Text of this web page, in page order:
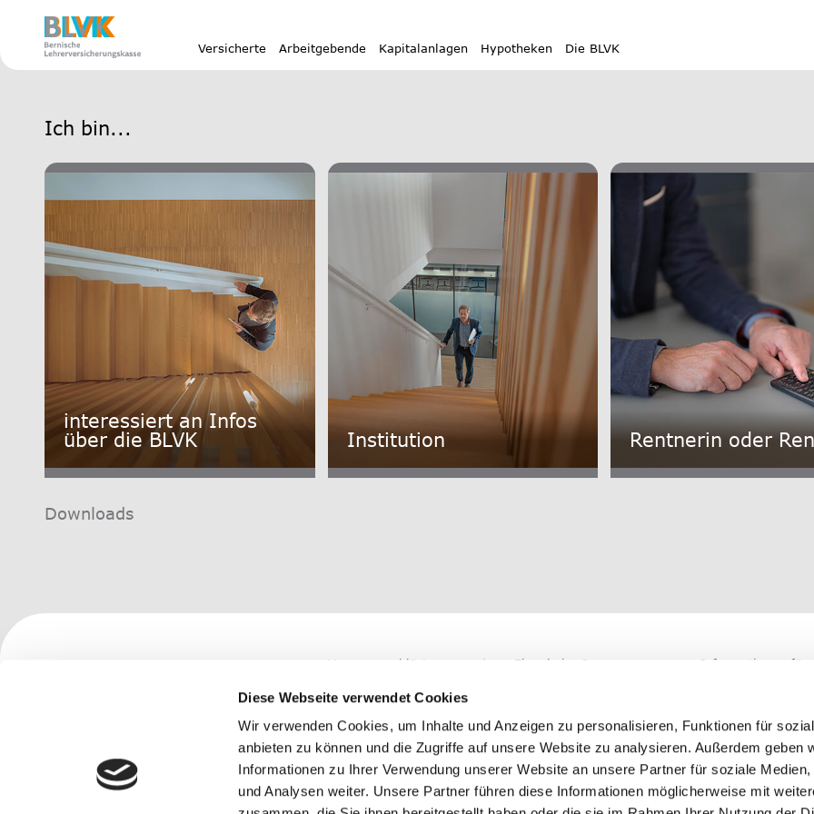
Diese Webseite verwendet Cookies
Wir verwenden Cookies, um Inhalte und Anzeigen zu personalisieren, Funktionen für
anbieten zu können und die Zugriffe auf unsere Website zu analysieren. Außerdem geben
Informationen zu Ihrer Verwendung unserer Website an unsere Partner für soziale Medien,
und Analysen weiter. Unsere Partner führen diese Informationen möglicherweise mit
Versicherte Arbeitgebende Kapitalanlagen Hypotheken Die BLVK
Downloads
Downloads
Ich bin...
interessiert an Infos
über die BLVK
Institution Rentnerin oder
Offen: Mo-Fr 08:00-12:00/13:00-16:30
info@blvk.ch
Vorsorge erklärt
Änderung Lebenslage
Besser vorsorgen
Eigenheim &
Rentenbezug
Facts and Figures
Informationen für
Organisation
Arbeiten bei der